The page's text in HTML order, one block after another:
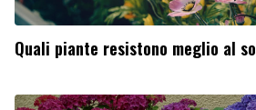
Quali piante resistono meglio al